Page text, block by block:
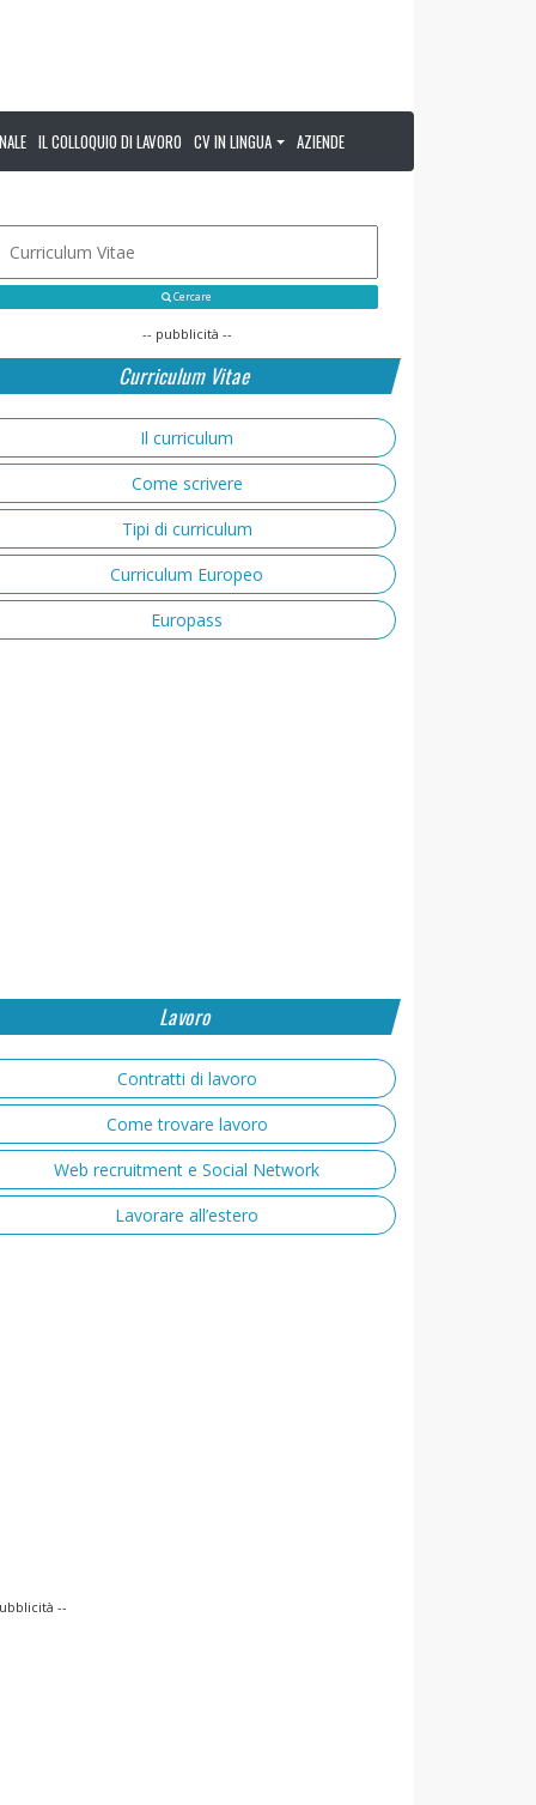
IL COLLOQUIO DI LAVORO CV IN LINGUA AZIENDE
Cercare
-- pubblicità --
Curriculum Vitae
Il curriculum
Come scrivere
Tipi di curriculum
Curriculum Europeo
Europass
Lavoro
Contratti di lavoro
Come trovare lavoro
Web recruitment e Social Network
Lavorare all’estero
--